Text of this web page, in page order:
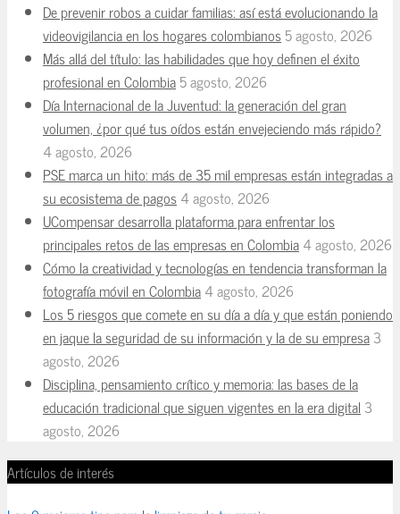
De prevenir robos a cuidar familias: así está evolucionando la
videovigilancia en los hogares colombianos5 agosto, 2026
Más allá del título: las habilidades que hoy definen el éxito
profesional en Colombia5 agosto, 2026
Día Internacional de la Juventud: la generación del gran
volumen, ¿por qué tus oídos están envejeciendo más rápido?
4 agosto, 2026
PSE marca un hito: más de 35 mil empresas están integradas a
su ecosistema de pagos4 agosto, 2026
UCompensar desarrolla plataforma para enfrentar los
principales retos de las empresas en Colombia4 agosto, 2026
Cómo la creatividad y tecnologías en tendencia transforman la
fotografía móvil en Colombia4 agosto, 2026
Los 5 riesgos que comete en su día a día y que están poniendo
en jaque la seguridad de su información y la de su empresa3
agosto, 2026
Disciplina, pensamiento crítico y memoria: las bases de la
educación tradicional que siguen vigentes en la era digital 3
agosto, 2026
Artículos de interés